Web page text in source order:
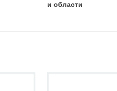
и области